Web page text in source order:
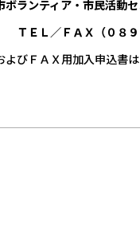
ボランティア・市民活動
／ＦＡＸ（０８９７
よびＦＡＸ用加入申込書は